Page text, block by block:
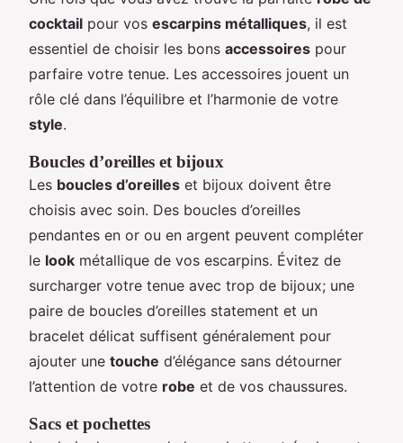
cocktail pour vos escarpins métalliques, il est
essentiel de choisir les bons accessoires pour
parfaire votre tenue. Les accessoires jouent un
rôle clé dans l’équilibre et l’harmonie de votre
style.
Boucles d’oreilles et bijoux
Les boucles d’oreilles et bijoux doivent être
choisis avec soin. Des boucles d’oreilles
pendantes en or ou en argent peuvent compléter
le look métallique de vos escarpins. Évitez de
surcharger votre tenue avec trop de bijoux; une
paire de boucles d’oreilles statement et un
bracelet délicat suffisent généralement pour
ajouter une touche d’élégance sans détourner
l’attention de votre robe et de vos chaussures.
Sacs et pochettes